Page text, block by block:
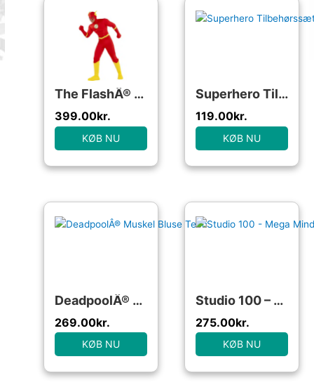
The FlashÂ® Kostume
399.00kr.
KØB NU
Superhero Tilbehørssæt
119.00kr.
KØB NU
DeadpoolÂ® Muskel Bluse Teen
269.00kr.
KØB NU
Studio 100 – Mega Mindy Costume Toby 3-5 years
275.00kr.
KØB NU